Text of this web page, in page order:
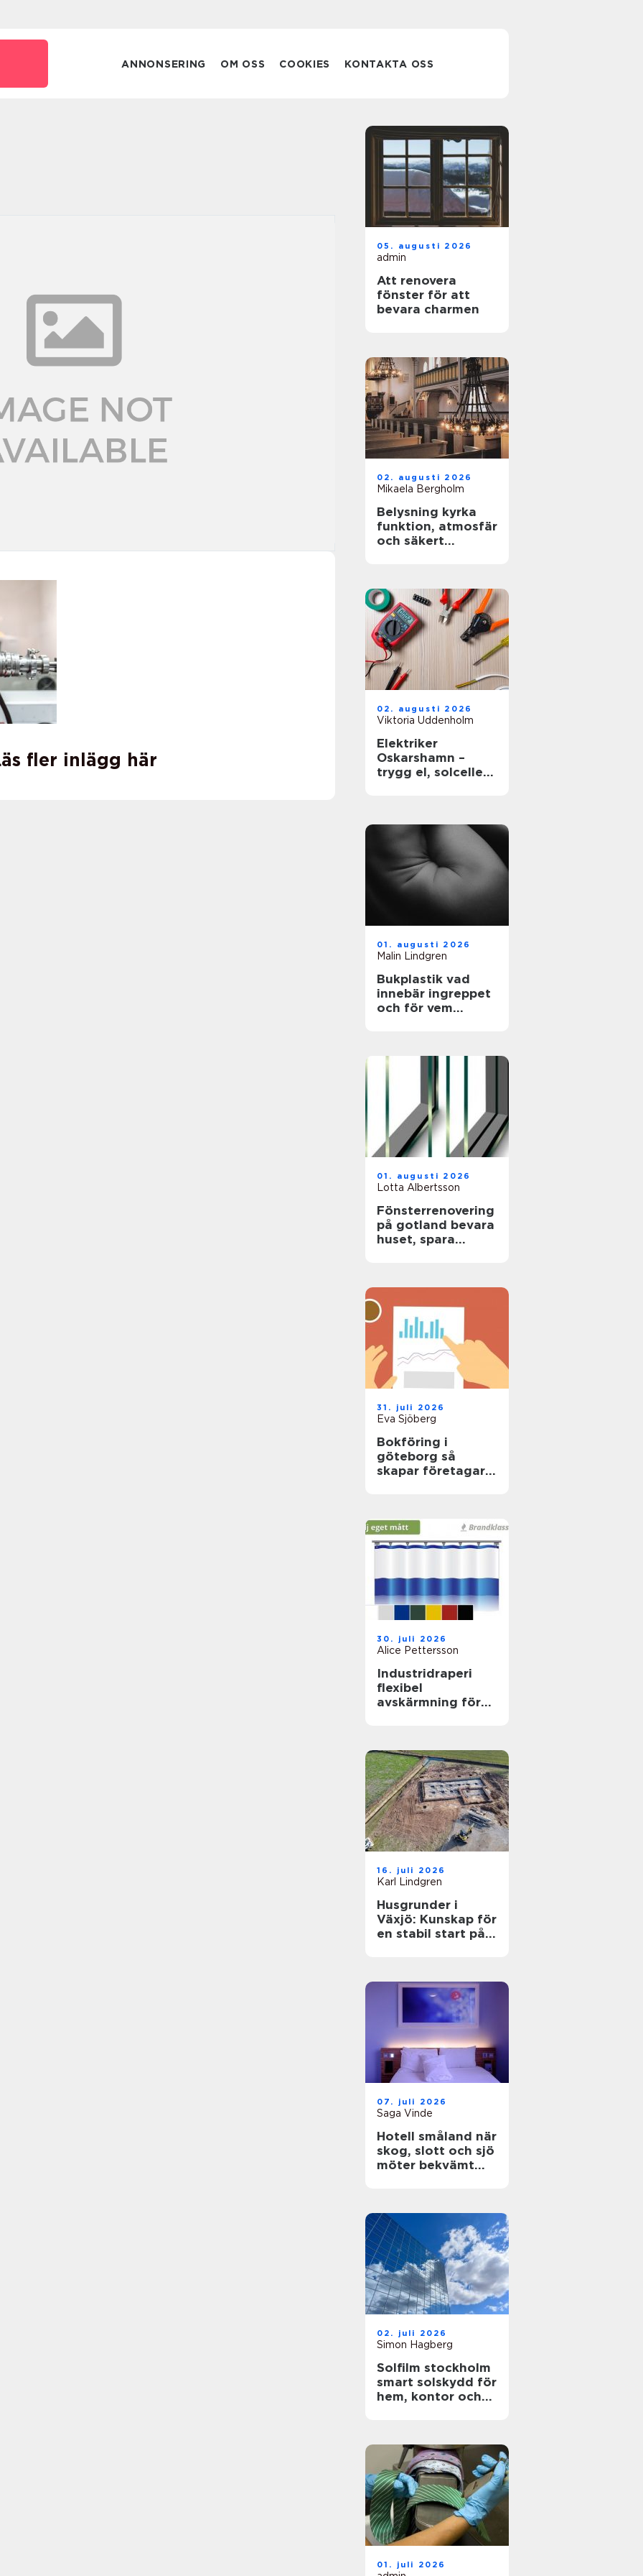
ANNONSERING OM OSS COOKIES KONTAKTA OSS
fler inlägg här
05. augusti 2026
admin
Att renovera
fönster för att
bevara charmen
02. augusti 2026
Mikaela Bergholm
Belysning kyrka
funktion, atmosfär
och säkert
02. augusti 2026
Viktoria Uddenholm
Elektriker
Oskarshamn –
trygg el, solceller
01. augusti 2026
Malin Lindgren
Bukplastik vad
innebär ingreppet
och för vem
01. augusti 2026
Lotta Albertsson
Fönsterrenovering
på gotland bevara
huset, spara
31. juli 2026
Eva Sjöberg
Bokföring i
göteborg så
skapar företagare
30. juli 2026
Alice Pettersson
Industridraperi
flexibel
avskärmning för
16. juli 2026
Karl Lindgren
Husgrunder i
Växjö: Kunskap för
en stabil start på
07. juli 2026
Saga Vinde
Hotell småland när
skog, slott och sjö
möter bekvämt
02. juli 2026
Simon Hagberg
Solfilm stockholm
smart solskydd för
hem, kontor och
01. juli 2026